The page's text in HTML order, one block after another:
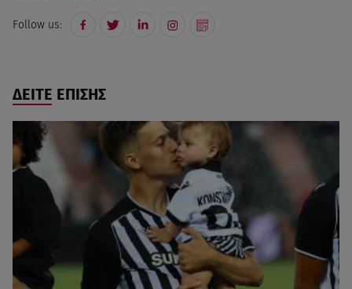
Follow us:
ΔΕΙΤΕ ΕΠΙΣΗΣ